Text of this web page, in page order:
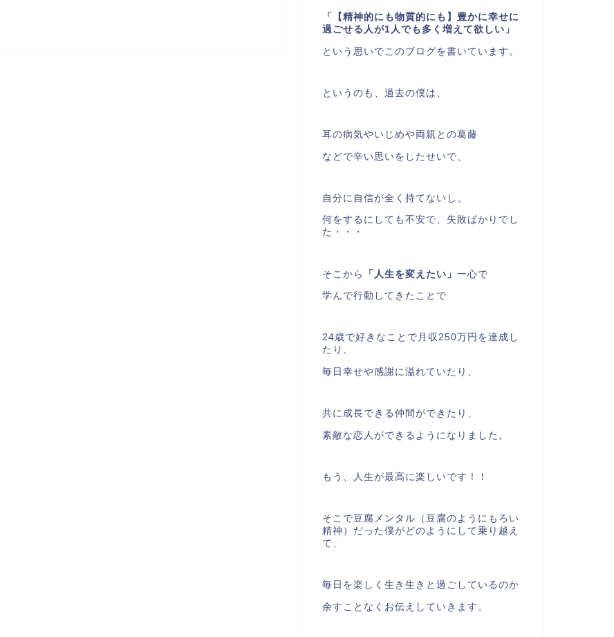
「【精神的にも物質的にも】豊かに幸せに
過ごせる人が1人でも多く増えて欲しい」
という思いでこのブログを書いています。
というのも、過去の僕は、
耳の病気やいじめや両親との葛藤
などで辛い思いをしたせいで、
自分に自信が全く持てないし、
何をするにしても不安で、失敗ばかりでし
た・・・
そこから 「人生を変えたい」 一心で
学んで行動してきたことで
24歳で好きなことで月収250万円を達成し
たり、
毎日幸せや感謝に溢れていたり、
共に成長できる仲間ができたり、
素敵な恋人ができるようになりました。
もう、人生が最高に楽しいです！！
そこで豆腐メンタル（豆腐のようにもろい
精神）だった僕がどのようにして乗り越え
て、
毎日を楽しく生き生きと過ごしているのか
余すことなくお伝えしていきます。